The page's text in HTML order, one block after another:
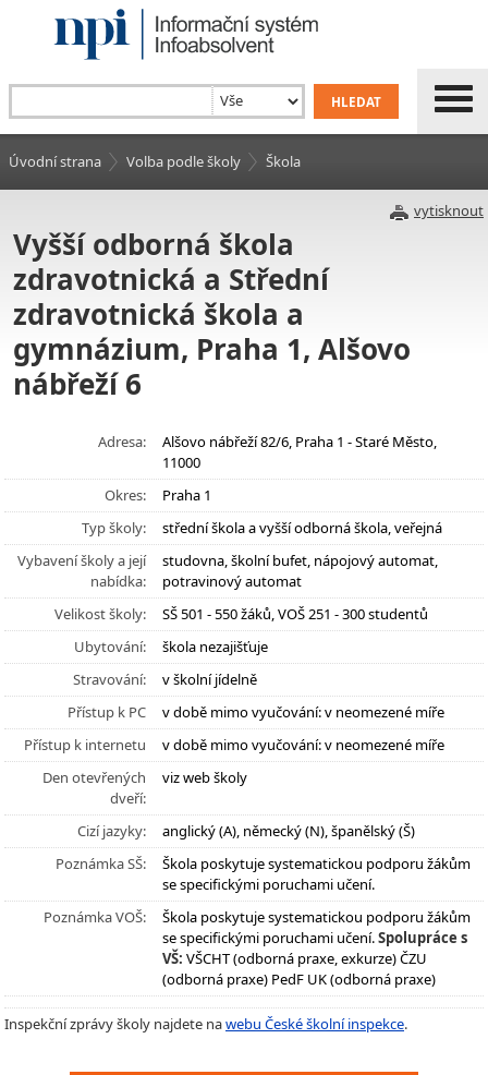
Úvodní strana Volba podle školy Škola
vytisknout
Vyšší odborná škola
zdravotnická a Střední
zdravotnická škola a
gymnázium, Praha 1, Alšovo
nábřeží 6
Adresa:
Alšovo nábřeží 82/6, Praha 1 - Staré Město,
11000
Okres:
Praha 1
Typ školy:
střední škola a vyšší odborná škola, veřejná
Vybavení školy a její
nabídka:
studovna, školní bufet, nápojový automat,
potravinový automat
Velikost školy:
SŠ 501 - 550 žáků, VOŠ 251 - 300 studentů
Ubytování:
škola nezajišťuje
Stravování:
v školní jídelně
Přístup k PC
v době mimo vyučování: v neomezené míře
Přístup k internetu
v době mimo vyučování: v neomezené míře
Den otevřených
dveří:
viz web školy
Cizí jazyky:
anglický (A), německý (N), španělský (Š)
Poznámka SŠ:
Škola poskytuje systematickou podporu žákům
se specifickými poruchami učení.
Poznámka VOŠ:
Škola poskytuje systematickou podporu žákům
se specifickými poruchami učení.Spolupráce s
VŠ: VŠCHT (odborná praxe, exkurze) ČZU
(odborná praxe) PedF UK (odborná praxe)
Inspekční zprávy školy najdete nawebu České školní inspekce.